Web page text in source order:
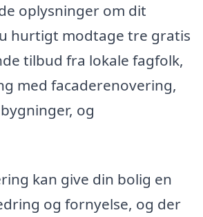
oplysninger om dit
hurtigt modtage tre gratis
tilbud fra lokale fagfolk,
med facaderenovering,
og
kan give din bolig en
og fornyelse, og der